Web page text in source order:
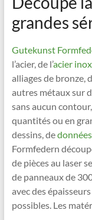
grandes
Gutekunst
l’acier, de l’acier
alliages de bronze,
autres métaux sur
sans aucun
quantités ou en
dessins, de
Formfedern
de pièces au laser
de panneaux de
avec des
possibles. Les